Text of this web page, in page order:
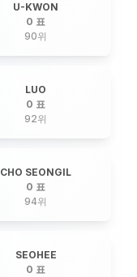
U-KWON
0 표
90위
LUO
0 표
92위
CHO SEONGIL
0 표
94위
SEOHEE
0 표